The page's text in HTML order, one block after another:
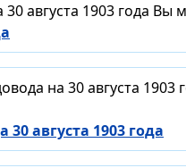
августа 1903 года
на 30 августа
августа 1903 года